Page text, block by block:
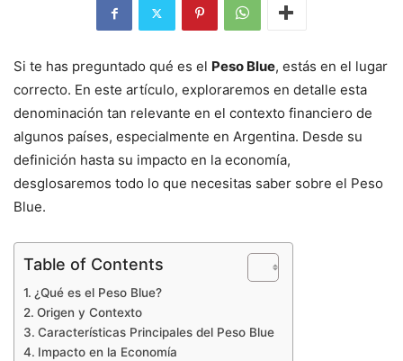
Si te has preguntado qué es el Peso Blue, estás en el lugar
correcto. En este artículo, exploraremos en detalle esta
denominación tan relevante en el contexto financiero de
algunos países, especialmente en Argentina. Desde su
definición hasta su impacto en la economía,
desglosaremos todo lo que necesitas saber sobre el Peso
Blue.
Table of Contents
¿Qué es el Peso Blue?
Origen y Contexto
Características Principales del Peso Blue
Impacto en la Economía